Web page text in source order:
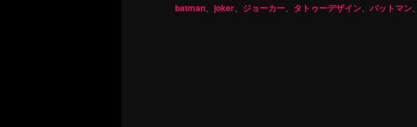
batman joker ジョーカー タトゥーデザイン バットマン